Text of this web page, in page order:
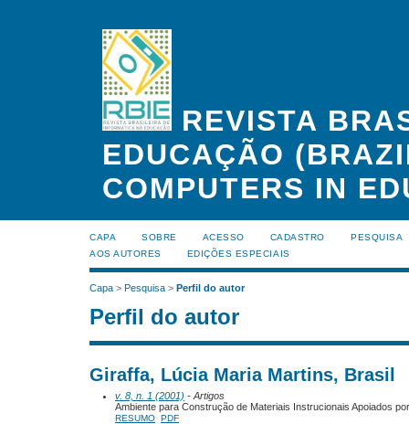
REVISTA
EDUCAÇÃO
COMPUTERS IN
CAPA SOBRE ACESSO CADASTRO
PESQUISA
AOS AUTORES
EDIÇÕES ESPECIAIS
Capa > Pesquisa > Perfil do autor
Perfil do autor
Giraffa, Lúcia Maria Martins, Brasil
v. 8, n. 1 (2001) - Artigos
Ambiente para Construção de Materiais Instrucionais Apoiados
RESUMO PDF